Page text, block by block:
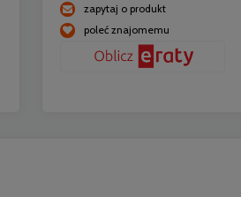
zapytaj o produkt
poleć znajomemu